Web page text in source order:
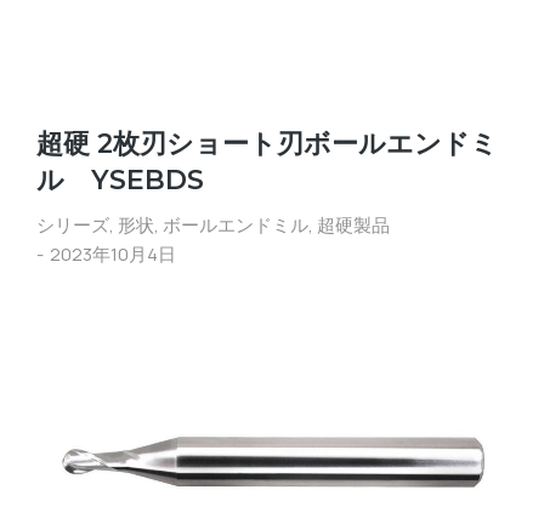
超硬 2枚刃ショート刃ボールエンドミ
ル YSEBDS
シリーズ, 形状, ボールエンドミル, 超硬製品
2023年10月4日